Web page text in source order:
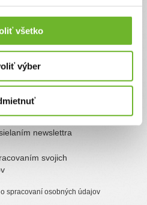
všetko
výber
a pravidlami
newslettra
svojich
spracovaní osobných údajov